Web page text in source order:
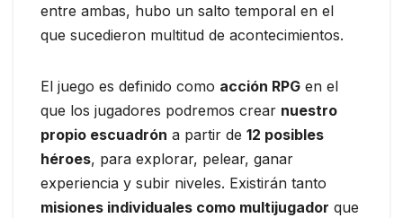
entre ambas, hubo un salto temporal en el
que sucedieron multitud de acontecimientos.
El juego es definido como acción RPG en el
que los jugadores podremos crear nuestro
propio escuadrón a partir de 12 posibles
héroes, para explorar, pelear, ganar
experiencia y subir niveles. Existirán tanto
misiones individuales como multijugador que